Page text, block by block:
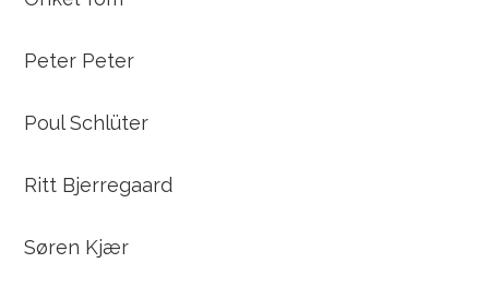
Peter Peter
Poul Schlüter
Ritt Bjerregaard
Søren Kjær